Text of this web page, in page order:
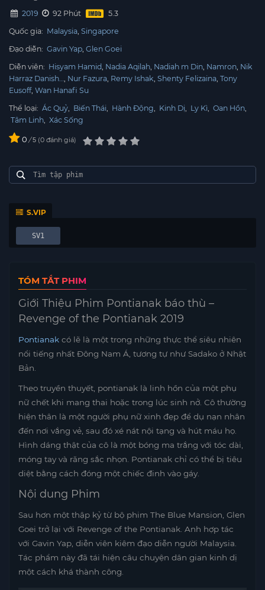
2019
92 Phút
Quốc gia: Malaysia Singapore
Đạo diễn: Gavin Yap Glen Goei
Diễn viên: Hisyam Hamid Nadia Aqilah Nadiah m Din Namron Nik
Harraz Danish… Nur Fazura Remy Ishak Shenty Felizaina Tony
Eusoff Wan Hanafi Su
Thể loại: Ác Quỷ, Biến Thái, Hành Động, Kinh Dị, Ly Kì, Oan Hồn,
Tâm Linh, Xác Sống
0 / 5 0 đánh giá
S.VIP
SV1
TÓM TẮT PHIM
Giới Thiệu Phim Pontianak báo thù –
Revenge of the Pontianak 2019
Pontianak có lẽ là một trong những thực thể siêu nhiên
nổi tiếng nhất Đông Nam Á, tương tự như Sadako ở Nhật
Bản.
Theo truyền thuyết, pontianak là linh hồn của một phụ
nữ chết khi mang thai hoặc trong lúc sinh nở. Cô thường
hiện thân là một người phụ nữ xinh đẹp để dụ nạn nhân
đến nơi vắng vẻ, sau đó xé nát nội tạng và hút máu họ.
Hình dáng thật của cô là một bóng ma trắng với tóc dài,
móng tay và răng sắc nhọn. Pontianak chỉ có thể bị tiêu
diệt bằng cách đóng một chiếc đinh vào gáy.
Nội dung Phim
Sau hơn một thập kỷ từ bộ phim The Blue Mansion, Glen
Goei trở lại với Revenge of the Pontianak. Anh hợp tác
với Gavin Yap, diễn viên kiêm đạo diễn người Malaysia.
Tác phẩm này đã tái hiện câu chuyện dân gian kinh dị
một cách khá thành công.